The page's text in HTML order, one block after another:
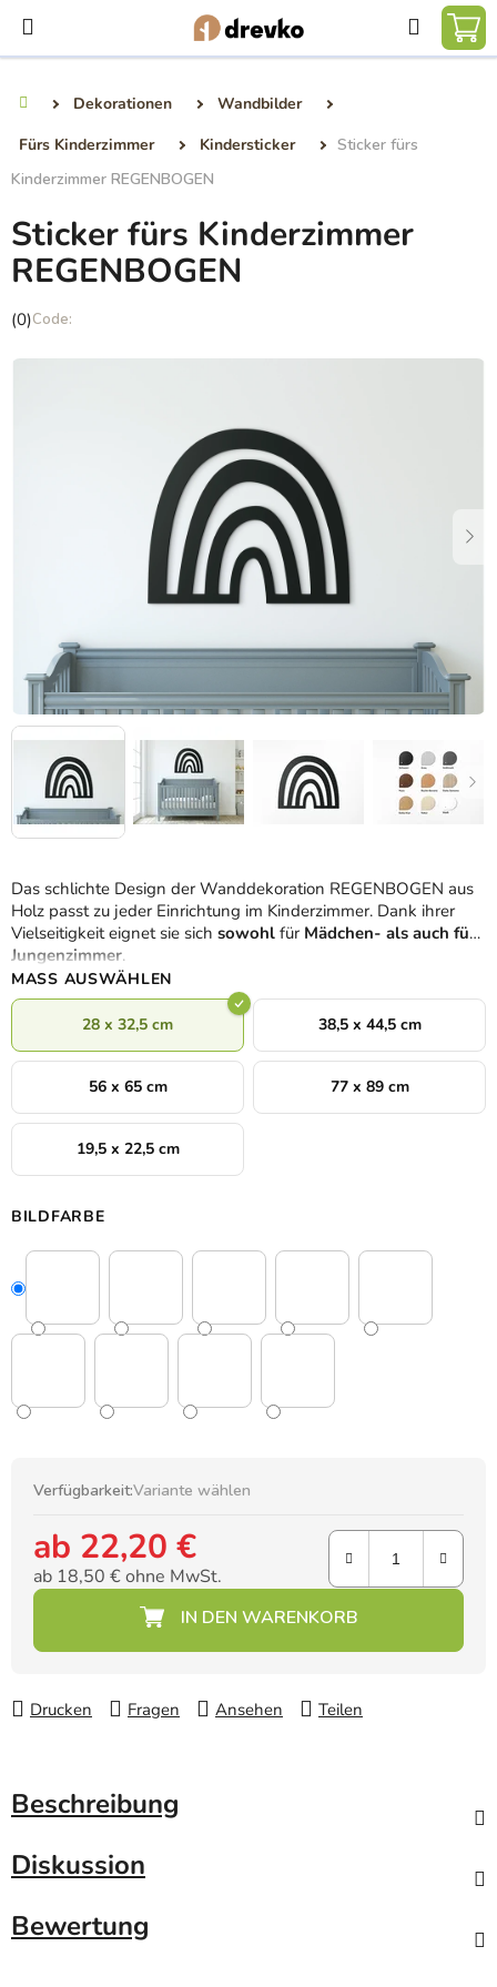
Inhalt
springen
Suchen
Dekorationen
Wandbilder
Fürs Kinderzimmer
Kindersticker
Sticker fürs
Kinderzimmer REGENBOGEN
Das schlichte Design der Wanddekoration REGENBOGEN aus
Holz passt zu jeder Einrichtung im Kinderzimmer. Dank ihrer
Vielseitigkeit eignet sie sich sowohl für Mädchen- als auch für
Jungenzimmer.
MASS AUSWÄHLEN
28 x 32,5 cm 38,5 x 44,5 cm
56 x 65 cm 77 x 89 cm
19,5 x 22,5 cm
BILDFARBE
Verfügbarkeit:Variante wählen
ab 22,20 €
ab 18,50 €ohne MwSt.
Drucken Fragen Ansehen Teilen
Sticker fürs Kinderzimmer
REGENBOGEN
Die
Produktbewertung
(0)
Beschreibung
Diskussion
Bewertung